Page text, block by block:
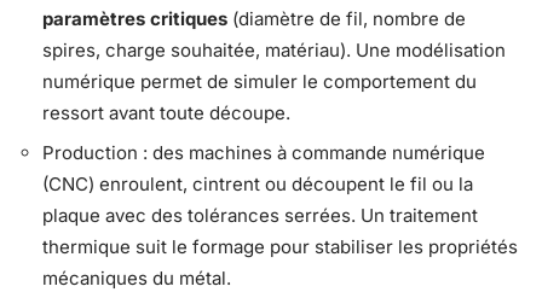
paramètres critiques (diamètre de fil, nombre de
spires, charge souhaitée, matériau). Une modélisation
numérique permet de simuler le comportement du
ressort avant toute découpe.
Production : des machines à commande numérique
(CNC) enroulent, cintrent ou découpent le fil ou la
plaque avec des tolérances serrées. Un traitement
thermique suit le formage pour stabiliser les propriétés
mécaniques du métal.